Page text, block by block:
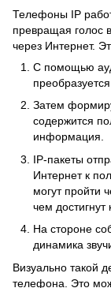
Телефоны IP
превращая голос
через Интернет.
С помощью
Затем
содержится
информация.
IP-пакеты
Интернет к
могут пройти
чем достигнут
На стороне
динамика
Визуально такой
телефона. Это